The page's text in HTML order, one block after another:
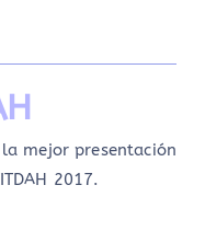
mejor presentación
2017.